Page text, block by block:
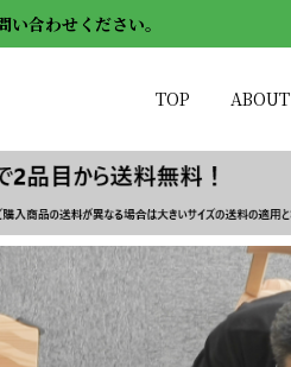
い合わせください。
TOP ABOUT